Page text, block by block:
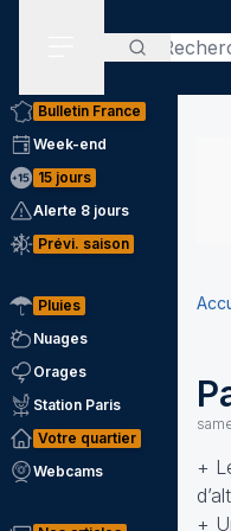
Bulletin France
Week-end
15 jours
Alerte 8 jours
Prévi. saison
Pluies
Nuages
Orages
Station Paris
Votre quartier
Webcams
+
+